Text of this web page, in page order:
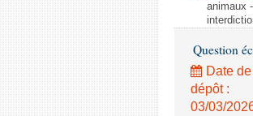
animaux
Question
Date de
dépôt :
03/03/